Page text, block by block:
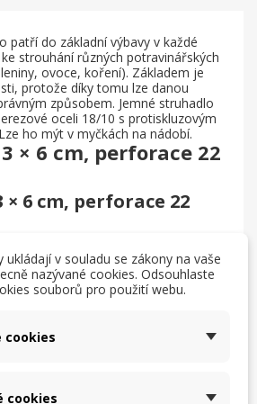
patří do základní výbavy v každé
strouhání různých potravinářských
ovoce, koření). Základem je
protože díky tomu lze danou
způsobem. Jemné struhadlo
oceli 18/10 s protiskluzovým
ho mýt v myčkách na nádobí.
× 6 cm, perforace 22
6 cm, perforace 22
18/10 + plastový kryt čepele
otvorů: 2 mm
v souladu se zákony na vaše
nazývané cookies. Odsouhlaste
souborů pro použití webu.
cookies
cookies